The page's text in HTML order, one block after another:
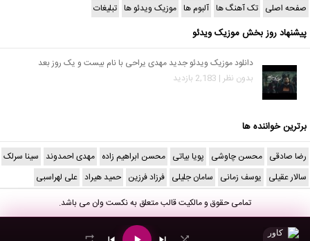
صفحه اصلی تک آهنگ ها آلبوم ها موزیک ویدئو ها تبلیغات
پیشنهاد روز بخش موزیک ویدئو
دانلود موزیک ویدئو جدید مهدی یراحی با نام بیست و یک روز بعد
بدون نظر | 2,183 بازدید
برترین خواننده ها
رضا صادقی محسن چاوشی پویا بیاتی محسن ابراهیم زاده مهدی احمدوند سینا سرلک
سالار عقیلی یوسف زمانی سامان جلیلی فرزاد فرزین حمید هیراد علی لهراسبی
تمامی حقوق و مالکیت قالب متعلق بهنکست وانمی باشد.